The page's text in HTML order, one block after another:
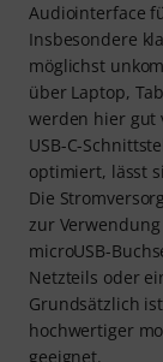
Audiointerface
Insbesondere
möglichst
über Laptop,
werden hier gut
USB-C-
optimiert, lässt
Die
zur
microUSB-
Netzteils oder
Grundsätzlich
hochwertiger
geeignet.